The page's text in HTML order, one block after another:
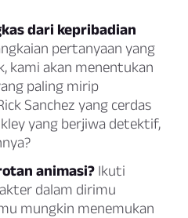
dari kepribadian
pertanyaan yang
kami akan menentukan
paling mirip
Sanchez yang cerdas
yang berjiwa detektif,
animasi? Ikuti
dalam dirimu
mungkin menemukan